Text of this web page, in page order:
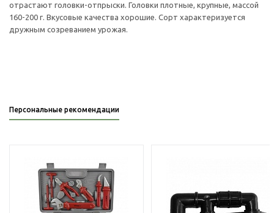
отрастают головки-отпрыски. Головки плотные, крупные, массой
160-200 г. Вкусовые качества хорошие. Сорт характеризуется
дружным созреванием урожая.
Персональные рекомендации